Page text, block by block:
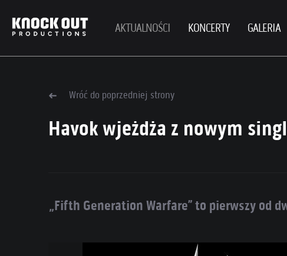
AKTUALNOŚCI KONCERTY GALERIA
Wróć do poprzedniej strony
Havok wjeżdża z nowym
„Fifth Generation Warfare” to pierwszy od